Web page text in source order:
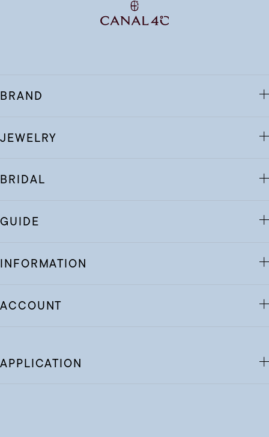
BRAND
JEWELRY
BRIDAL
GUIDE
INFORMATION
ACCOUNT
APPLICATION